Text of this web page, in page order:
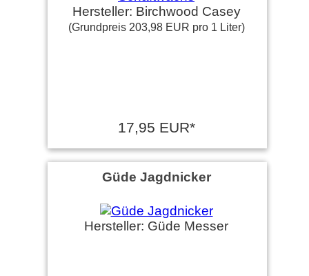
Hersteller: Birchwood Casey
(Grundpreis 203,98 EUR pro 1 Liter)
17,95 EUR*
Güde Jagdnicker
Hersteller: Güde Messer